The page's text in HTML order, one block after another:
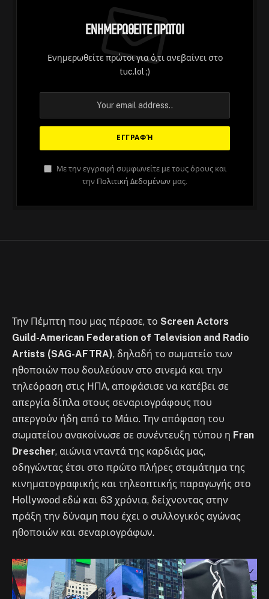
Ενημερωθείτε Πρώτοι
Ενημερωθείτε πρώτοι για ό,τι ανεβαίνει στο
tuc.lol ;)
Με την εγγραφή συμφωνείτε με τους όρους και
την Πολιτική Δεδομένων μας.
Γιατί απεργούν οι ηθοποιοί του
Την Πέμπτη που μας πέρασε, το Screen Actors
Guild-American Federation of Television and Radio
Artists (SAG-AFTRA), δηλαδή το σωματείο των
ηθοποιών που δουλεύουν στο σινεμά και την
τηλεόραση στις ΗΠΑ, αποφάσισε να κατέβει σε
απεργία δίπλα στους σεναριογράφους που
απεργούν ήδη από το Μάιο. Την απόφαση του
σωματείου ανακοίνωσε σε συνέντευξη τύπου η Fran
Drescher, αιώνια νταντά της καρδιάς μας,
οδηγώντας έτσι στο πρώτο πλήρες σταμάτημα της
κινηματογραφικής και τηλεοπτικής παραγωγής στο
Hollywood εδώ και 63 χρόνια, δείχνοντας στην
πράξη την δύναμη που έχει ο συλλογικός αγώνας
ηθοποιών και σεναριογράφων.